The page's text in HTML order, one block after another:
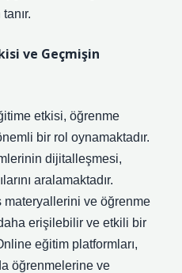
ve Geçmişin
etkisi, öğrenme
bir rol oynamaktadır.
dijitalleşmesi,
aralamaktadır.
materyallerini ve öğrenme
erişilebilir ve etkili bir
eğitim platformları,
öğrenmelerine ve